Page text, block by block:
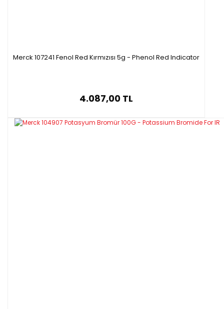
Merck 107241 Fenol Red Kırmızısı 5g - Phenol Red Indicator
4.087,00 TL